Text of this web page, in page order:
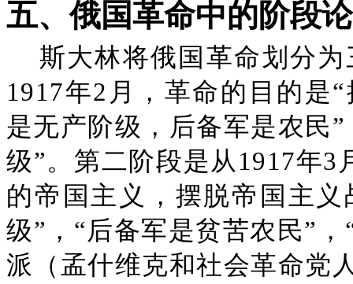
五、俄国革命中的阶段
斯大林将俄国革命划分
1917年2月，革命的目的是
是无产阶级，后备军是农民
级”。第二阶段是从1917年3
的帝国主义，摆脱帝国主
级”，“后备军是贫苦农民”
派（孟什维克和社会革命党